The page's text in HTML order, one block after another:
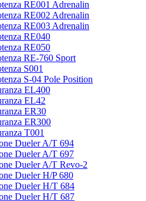
RE001 Adrenalin
RE002 Adrenalin
RE003 Adrenalin
RE040
RE050
RE-760 Sport
S001
S-04 Pole Position
EL400
EL42
ER30
ER300
T001
Dueler A/T 694
Dueler A/T 697
Dueler A/T Revo-2
Dueler H/P 680
Dueler H/T 684
Dueler H/T 687